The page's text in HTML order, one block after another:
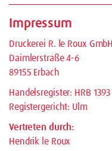
Impressum
Druckerei R. le Roux GmbH
Daimlerstraße 4-6
89155 Erbach
Handelsregister: HRB 1393
Registergericht: Ulm
Vertreten durch:
Hendrik le Roux